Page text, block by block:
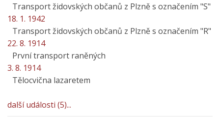
Transport židovských občanů z Plzně s označením "S"
18. 1. 1942
Transport židovských občanů z Plzně s označením "R"
22. 8. 1914
První transport raněných
3. 8. 1914
Tělocvična lazaretem
další události (5)...